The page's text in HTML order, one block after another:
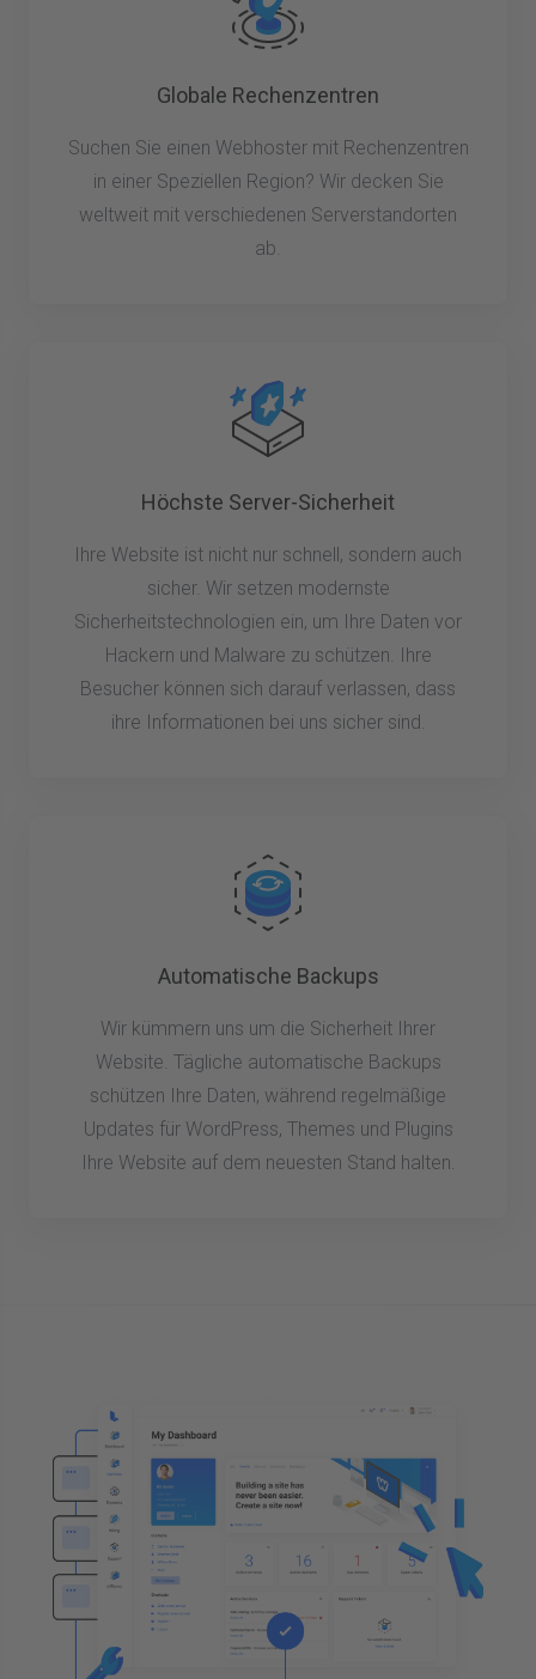
Globale Rechenzentren
Suchen Sie einen Webhoster mit Rechenzentren
in einer Speziellen Region? Wir decken Sie
weltweit mit verschiedenen Serverstandorten
ab.
Höchste Server-Sicherheit
Ihre Website ist nicht nur schnell, sondern auch
sicher. Wir setzen modernste
Sicherheitstechnologien ein, um Ihre Daten vor
Hackern und Malware zu schützen. Ihre
Besucher können sich darauf verlassen, dass
ihre Informationen bei uns sicher sind.
Automatische Backups
Wir kümmern uns um die Sicherheit Ihrer
Website. Tägliche automatische Backups
schützen Ihre Daten, während regelmäßige
Updates für WordPress, Themes und Plugins
Ihre Website auf dem neuesten Stand halten.